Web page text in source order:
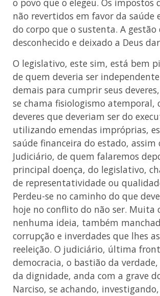
o povo que o elegeu. Os impostos
não revertidos em favor da saúde
do corpo que o sustenta. A gestão
desconhecido e deixado a Deus
O legislativo, este sim, está bem
de quem deveria ser
demais para cumprir seus
se chama fisiologismo atemporal,
deveres que deveriam ser do
utilizando emendas impróprias,
saúde financeira do estado, assim
Judiciário, de quem falaremos
principal doença, do legislativo,
de representatividade ou
Perdeu-se no caminho do que
hoje no conflito do não ser. Muita
nenhuma ideia, também
corrupção e inverdades que lhes
reeleição. O judiciário, última
democracia, o bastião da
da dignidade, anda com a grave
Narciso, se achando,